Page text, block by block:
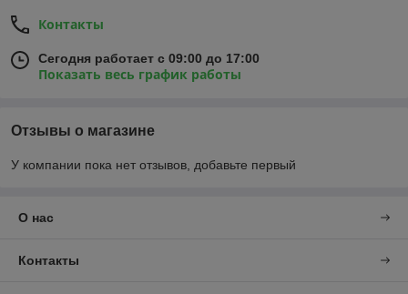
Контакты
Сегодня работает с 09:00 до 17:00
Показать весь график работы
Отзывы о магазине
У компании пока нет отзывов, добавьте первый
О нас
Контакты